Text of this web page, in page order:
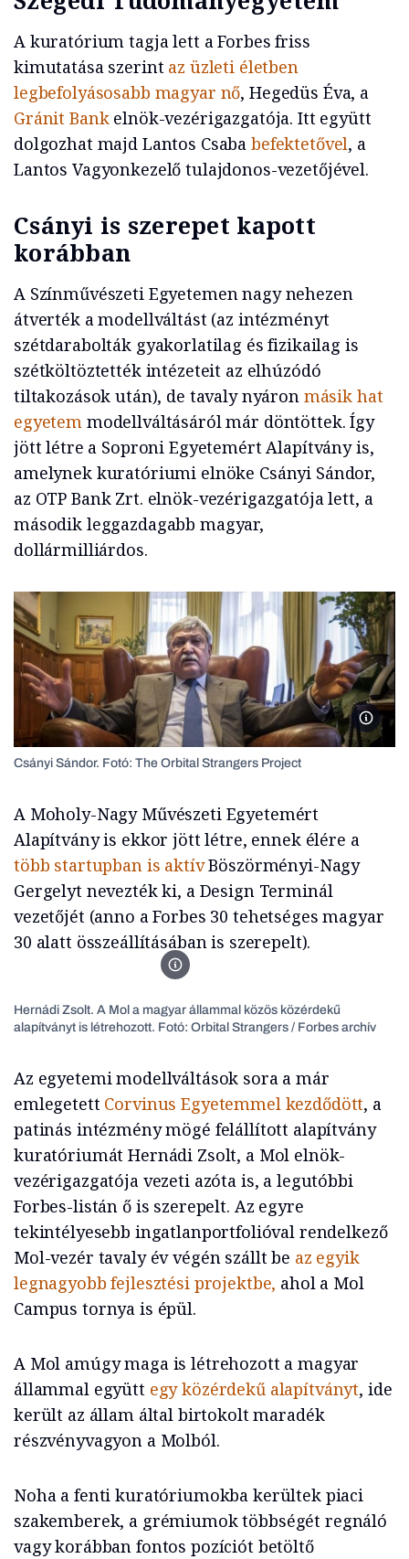
A kuratórium tagja lett a Forbes friss
kimutatása szerint az üzleti életben
legbefolyásosabb magyar nő, Hegedüs Éva, a
Gránit Bank elnök-vezérigazgatója. Itt együtt
dolgozhat majd Lantos Csaba befektetővel, a
Lantos Vagyonkezelő tulajdonos-vezetőjével.
Csányi is szerepet kapott
korábban
A Színművészeti Egyetemen nagy nehezen
átverték a modellváltást (az intézményt
szétdarabolták gyakorlatilag és fizikailag is
szétköltöztették intézeteit az elhúzódó
tiltakozások után), de tavaly nyáron másik hat
egyetem modellváltásáról már döntöttek. Így
jött létre a Soproni Egyetemért Alapítvány is,
amelynek kuratóriumi elnöke Csányi Sándor,
az OTP Bank Zrt. elnök-vezérigazgatója lett, a
második leggazdagabb magyar,
dollármilliárdos.
The
Csányi Sándor. Fotó: The Orbital Strangers Project
A Moholy-Nagy Művészeti Egyetemért
Alapítvány is ekkor jött létre, ennek élére a
több startupban is aktívBöszörményi-Nagy
Gergelyt nevezték ki, a Design Terminál
vezetőjét (anno a Forbes 30 tehetséges magyar
30 alatt összeállításában is szerepelt).
Hernádi Zsolt nem volt elégedetlen a jelentéssel.
Hernádi Zsolt. A Mol a magyar állammal közös közérdekű
alapítványt is létrehozott. Fotó: Orbital Strangers / Forbes archív
Az egyetemi modellváltások sora a már
emlegetett Corvinus Egyetemmel kezdődött, a
patinás intézmény mögé felállított alapítvány
kuratóriumát Hernádi Zsolt, a Mol elnök-
vezérigazgatója vezeti azóta is, a legutóbbi
Forbes-listán ő is szerepelt. Az egyre
tekintélyesebb ingatlanportfolióval rendelkező
Mol-vezér tavaly év végén szállt be az egyik
legnagyobb fejlesztési projektbe, ahol a Mol
Campus tornya is épül.
A Mol amúgy maga is létrehozott a magyar
állammal együtt egy közérdekű alapítványt, ide
került az állam által birtokolt maradék
részvényvagyon a Molból.
Noha a fenti kuratóriumokba kerültek piaci
szakemberek, a grémiumok többségét regnáló
vagy korábban fontos pozíciót betöltő